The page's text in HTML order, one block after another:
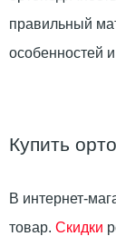
правильный
особенностей
Купить
В интернет-
товар. Скидки